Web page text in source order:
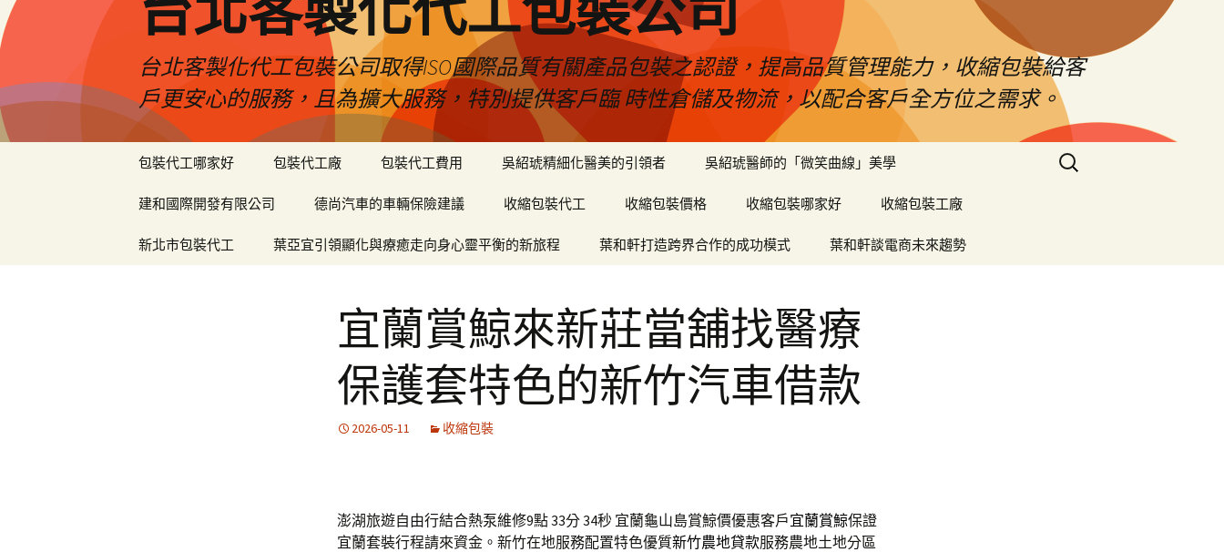
台北客製化代工包裝公司取得ISO國際品質有關產品包裝之認證，提高品質管理能力，收縮包裝給客
戶更安心的服務，且為擴大服務，特別提供客戶臨 時性倉儲及物流，以配合客戶全方位之需求。
包裝代工哪家好 包裝代工廠 包裝代工費用 吳紹琥精細化醫美的引領者 吳紹琥醫師的「微笑曲線」美學
建和國際開發有限公司 德尚汽車的車輛保險建議 收縮包裝代工 收縮包裝價格 收縮包裝哪家好 收縮包裝工廠
新北市包裝代工 葉亞宜引領顯化與療癒走向身心靈平衡的新旅程 葉和軒打造跨界合作的成功模式 葉和軒談電商未來趨勢
搜
尋
宜蘭賞鯨來新莊當舖找醫療
保護套特色的新竹汽車借款
2026-05-11 收縮包裝
澎湖旅遊自由行結合熱泵維修9點 33分 34秒 宜蘭龜山島賞鯨價優惠客戶宜蘭賞鯨保證
宜蘭套裝行程請來資金。新竹在地服務配置特色優質新竹農地貸款服務農地土地分區